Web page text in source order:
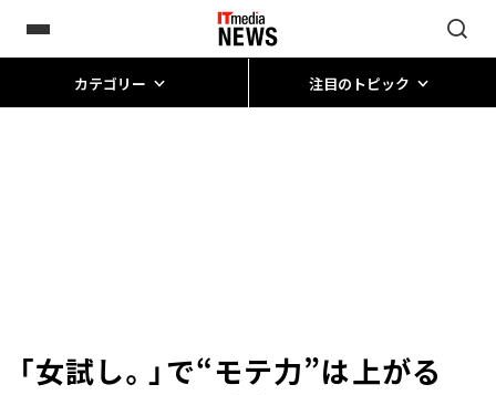
カテゴリー 注目のトピック
「女試し。」で“モテ力”は上がる